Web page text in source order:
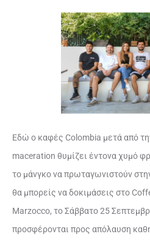
Εδώ ο καφές Colombia μετά από
maceration θυμίζει έντονα χυμό
το μάνγκο να πρωταγωνιστούν
θα μπορείς να δοκιμάσεις στο
Marzocco, το Σάββατο 25
προσφέρονται προς απόλαυση